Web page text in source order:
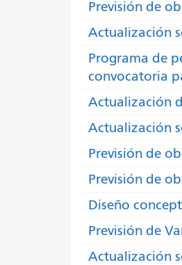
Previsión de
Actualización
Programa de
convocatoria
Actualización
Actualización
Previsión de
Previsión de
Diseño
Previsión de
Actualización